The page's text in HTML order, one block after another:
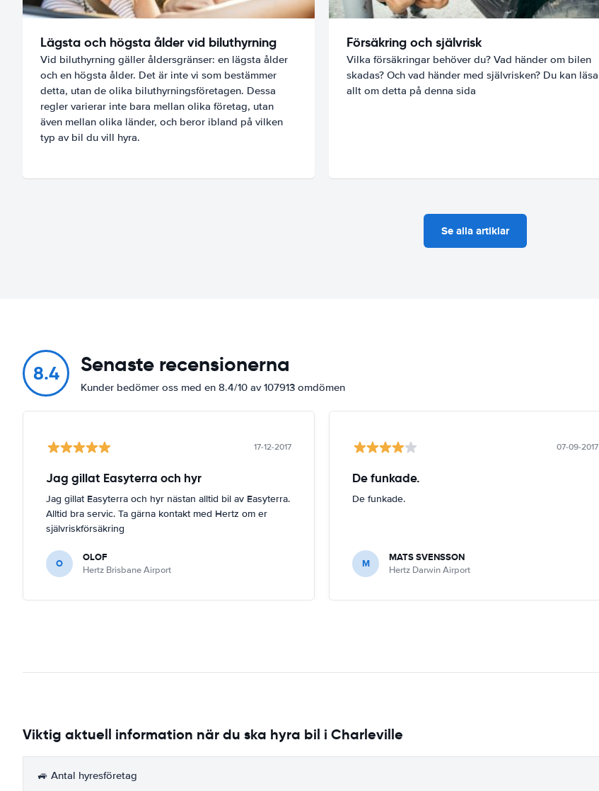
Lägsta och högsta ålder vid biluthyrning
Vid biluthyrning gäller åldersgränser: en lägsta ålder
och en högsta ålder. Det är inte vi som bestämmer
detta, utan de olika biluthyrningsföretagen. Dessa
regler varierar inte bara mellan olika företag, utan
även mellan olika länder, och beror ibland på vilken
typ av bil du vill hyra.
Försäkring och självrisk
Vilka försäkringar behöver du? Vad händer om bilen
skadas? Och vad händer med självrisken? Du kan läsa
allt om detta på denna sida
Se alla artiklar
8.4 Senaste recensionerna
Kunder bedömer oss med en 8.4/10 av 107913 omdömen
17-12-2017
Jag gillat Easyterra och hyr
Jag gillat Easyterra och hyr nästan alltid bil av Easyterra.
Alltid bra servic. Ta gärna kontakt med Hertz om er
självriskförsäkring
O OLOF
Hertz Brisbane Airport
07-09-2017
De funkade.
De funkade.
M MATS SVENSSON
Hertz Darwin Airport
Viktig aktuell information när du ska hyra bil i Charleville
🚙 Antal hyresföretag